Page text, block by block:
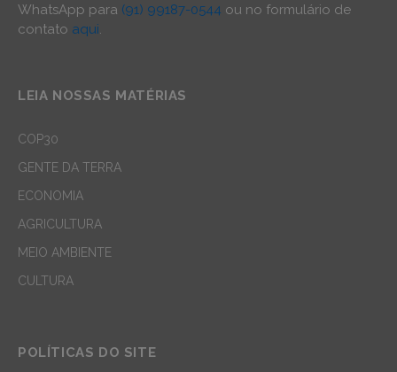
WhatsApp para (91) 99187-0544 ou no formulário de
contato aqui.
LEIA NOSSAS MATÉRIAS
COP30
GENTE DA TERRA
ECONOMIA
AGRICULTURA
MEIO AMBIENTE
CULTURA
POLÍTICAS DO SITE